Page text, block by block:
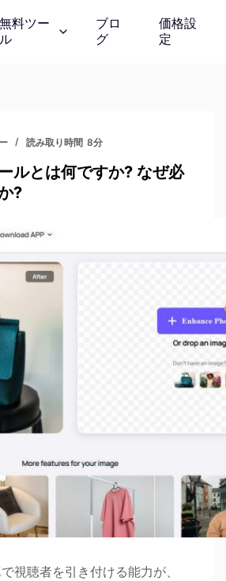
無料ツー
ル
背景チェンジャー
写真エンハンサー
ブロ
グ
価格設
定
読み取り時間 8分
ルとは何ですか? なぜ必
?
視聴者を引き付ける能力が、